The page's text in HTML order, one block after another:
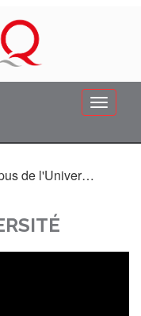
UNIQ
AVIS : vignette d'accès au Campus de l'Université Quisqueya